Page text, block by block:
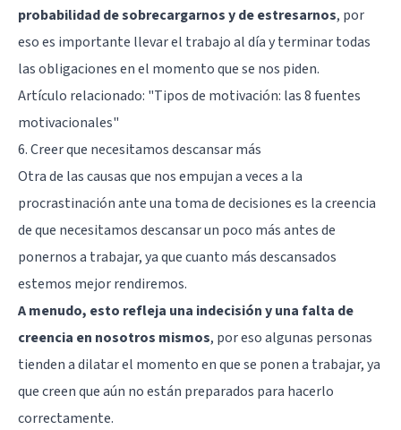
probabilidad de sobrecargarnos y de estresarnos, por
eso es importante llevar el trabajo al día y terminar todas
las obligaciones en el momento que se nos piden.
Artículo relacionado: "Tipos de motivación: las 8 fuentes
motivacionales"
6. Creer que necesitamos descansar más
Otra de las causas que nos empujan a veces a la
procrastinación ante una toma de decisiones es la creencia
de que necesitamos descansar un poco más antes de
ponernos a trabajar, ya que cuanto más descansados
estemos mejor rendiremos.
A menudo, esto refleja una indecisión y una falta de
creencia en nosotros mismos, por eso algunas personas
tienden a dilatar el momento en que se ponen a trabajar, ya
que creen que aún no están preparados para hacerlo
correctamente.